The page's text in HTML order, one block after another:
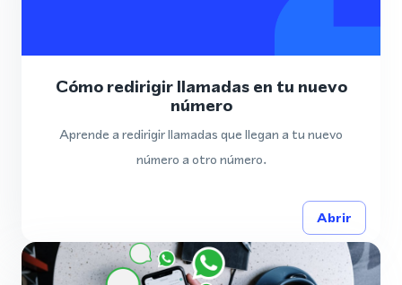
Cómo redirigir llamadas en tu nuevo
número
Aprende a redirigir llamadas que llegan a tu nuevo
número a otro número.
Abrir